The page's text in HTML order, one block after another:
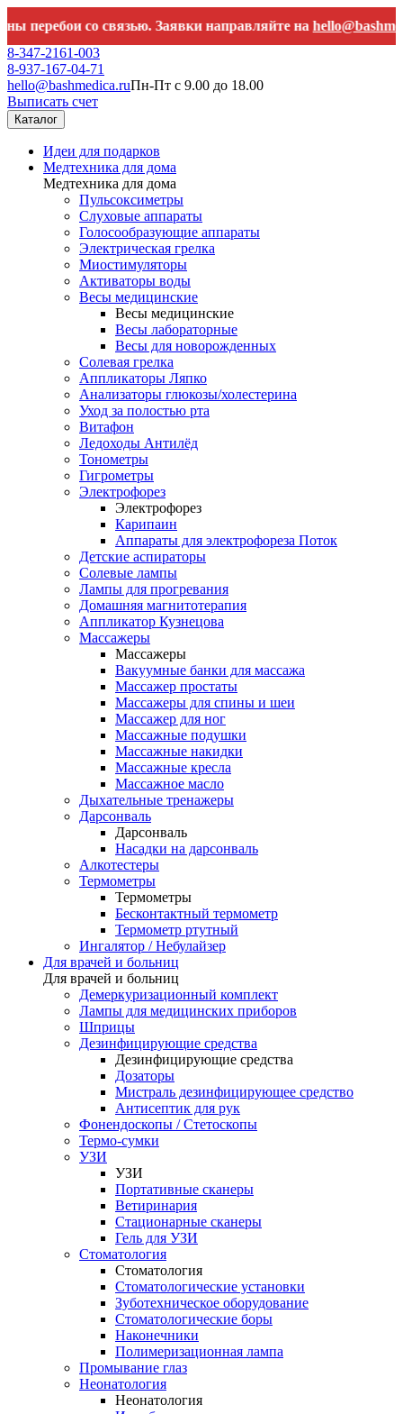
со связью. Заявки направляйте наhello@bashmedica.ru
8-347-2161-003
8-937-167-04-71
hello@bashmedica.ruПн-Пт с 9.00 до 18.00
Выписать счет
Каталог
Идеи для подарков
Медтехника для дома
Медтехника для дома
Пульсоксиметры
Слуховые аппараты
Голосообразующие аппараты
Электрическая грелка
Миостимуляторы
Активаторы воды
Весы медицинские
Весы медицинские
Весы лабораторные
Весы для новорожденных
Солевая грелка
Аппликаторы Ляпко
Анализаторы глюкозы/холестерина
Уход за полостью рта
Витафон
Ледоходы Антилёд
Тонометры
Гигрометры
Электрофорез
Электрофорез
Карипаин
Аппараты для электрофореза Поток
Детские аспираторы
Солевые лампы
Лампы для прогревания
Домашняя магнитотерапия
Аппликатор Кузнецова
Массажеры
Массажеры
Вакуумные банки для массажа
Массажер простаты
Массажеры для спины и шеи
Массажер для ног
Массажные подушки
Массажные накидки
Массажные кресла
Массажное масло
Дыхательные тренажеры
Дарсонваль
Дарсонваль
Насадки на дарсонваль
Алкотестеры
Термометры
Термометры
Бесконтактный термометр
Термометр ртутный
Ингалятор / Небулайзер
Для врачей и больниц
Для врачей и больниц
Демеркуризационный комплект
Лампы для медицинских приборов
Шприцы
Дезинфицирующие средства
Дезинфицирующие средства
Дозаторы
Мистраль дезинфицирующее средство
Антисептик для рук
Фонендоскопы / Стетоскопы
Термо-сумки
УЗИ
УЗИ
Портативные сканеры
Ветиринария
Стационарные сканеры
Гель для УЗИ
Стоматология
Стоматология
Стоматологические установки
Зуботехническое оборудование
Стоматологические боры
Наконечники
Полимеризационная лампа
Промывание глаз
Неонатология
Неонатология